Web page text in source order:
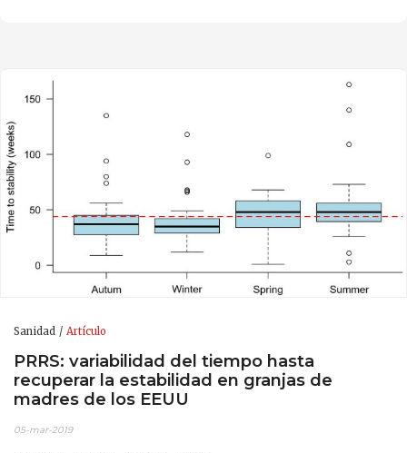
Sanidad Artículo
PRRS: variabilidad del tiempo hasta
recuperar la estabilidad en granjas de
madres de los EEUU
05-mar-2019